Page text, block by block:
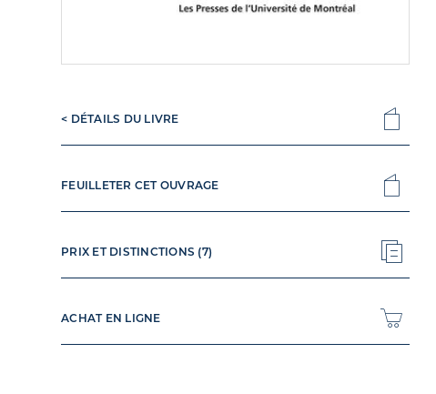
< DÉTAILS DU LIVRE
FEUILLETER CET OUVRAGE
PRIX ET DISTINCTIONS (7)
ACHAT EN LIGNE